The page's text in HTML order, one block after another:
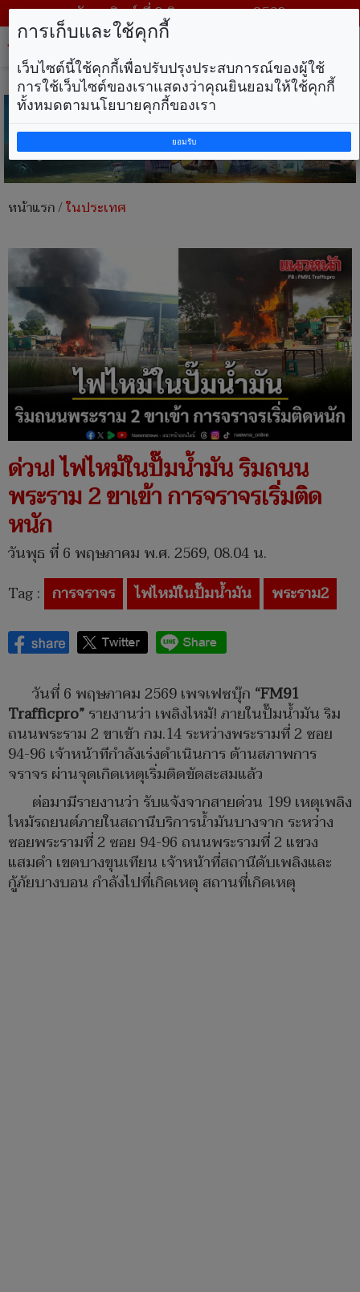
วันอาทิตย์ ที่ 9 สิงหาคม พ.ศ. 2569
หน้าแรก/ในประเทศ
ด่วน! ไฟไหม้ในปั๊มน้ำมัน ริมถนน
พระราม 2 ขาเข้า การจราจรเริ่มติด
หนัก
วันพุธ ที่ 6 พฤษภาคม พ.ศ. 2569, 08.04 น.
Tag : การจราจร ไฟไหม้ในปั๊มน้ำมัน พระราม2
วันที่ 6 พฤษภาคม 2569 เพจเฟซบุ๊ก “FM91
Trafficpro”รายงานว่า เพลิงไหม้! ภายในปั๊มน้ำมัน ริม
ถนนพระราม 2 ขาเข้า กม.14 ระหว่างพระรามที่ 2 ซอย
94-96 เจ้าหน้าทีกำลังเร่งดำเนินการ ด้านสภาพการ
จราจร ผ่านจุดเกิดเหตุเริ่มติดขัดสะสมแล้ว
ต่อมามีรายงานว่า รับแจ้งจากสายด่วน 199 เหตุเพลิง
ไหม้รถยนต์ภายในสถานีบริการน้ำมันบางจาก ระหว่าง
ซอยพระรามที่ 2 ซอย 94-96 ถนนพระรามที่ 2 แขวง
แสมดำ เขตบางขุนเทียน เจ้าหน้าที่สถานีดับเพลิงและ
กู้ภัยบางบอน กำลังไปที่เกิดเหตุ สถานที่เกิดเหตุ
การเก็บและใช้คุกกี้
เว็บไซต์นี้ใช้คุกกี้เพื่อปรับปรุงประสบการณ์ของผู้ใช้
การใช้เว็บไซต์ของเราแสดงว่าคุณยินยอมให้ใช้คุกกี้
ทั้งหมดตามนโยบายคุกกี้ของเรา
ยอมรับ